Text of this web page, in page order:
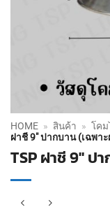
HOME » สินค้า » โคม
ฝาชี 9″ ปากบาน (เฉพา
TSP ฝาชี 9″ ป